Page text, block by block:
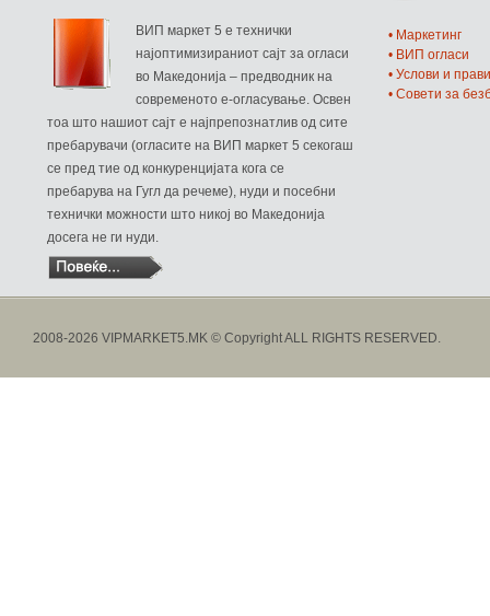
ВИП маркет 5 е технички
најоптимизираниот сајт за огласи
во Македонија – предводник на
современото е-огласување. Освен
тоа што нашиот сајт е најпрепознатлив од сите
пребарувачи (огласите на ВИП маркет 5 секогаш
се пред тие од конкуренцијата кога се
пребарува на Гугл да речеме), нуди и посебни
технички можности што никој во Македонија
досега не ги нуди.
• Маркетинг
• ВИП огласи
• Услови и
• Совети за
2008-2026 VIPMARKET5.MK © Copyright ALL RIGHTS RESERVED.